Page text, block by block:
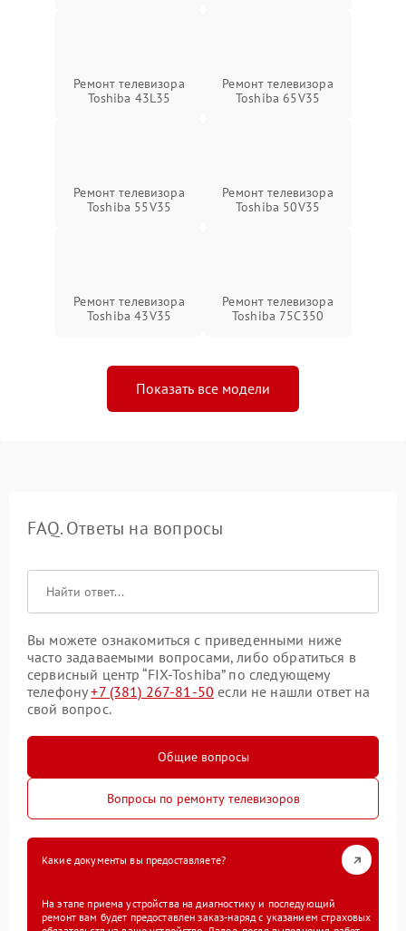
Ремонт телевизора
Toshiba 43L35
Ремонт телевизора
Toshiba 65V35
Ремонт телевизора
Toshiba 55V35
Ремонт телевизора
Toshiba 50V35
Ремонт телевизора
Toshiba 43V35
Ремонт телевизора
Toshiba 75C350
Показать все модели
FAQ. Ответы на вопросы
Вы можете ознакомиться с приведенными ниже
часто задаваемыми вопросами, либо обратиться в
сервисный центр “FIX-Toshiba” по следующему
телефону+7 (381) 267-81-50 если не нашли ответ на
свой вопрос.
Общие вопросы
Вопросы по ремонту телевизоров
Какие документы вы предоставляете?
На этапе приема устройства на диагностику и последующий
ремонт вам будет предоставлен заказ-наряд с указанием страховых